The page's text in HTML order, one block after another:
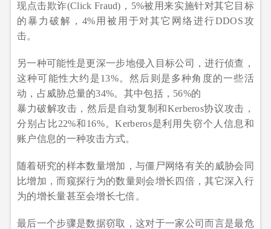
现点击欺诈(Click Fraud)，5%被用来实施针对其它目标
的暴力破解，4%用被用于对其它网络进行DDOS攻
击。
另一种可能性是更深一步地侵入目标公司，进行侦查，
这种可能性大约是13%。然后则是多种角度的一些活
动，占威胁总量的34%。其中包括，56%的
暴力破解攻击，然后是自动复制和Kerberos协议攻击，
分别占比22%和16%。Kerberos是利用失窃个人信息和
账户信息的一种攻击方式。
随着研究的样本数量增加，与僵尸网络有关的威胁会同
比增加，而窥探行为的数量则会增长四倍，其它深入行
为的增长量甚至会增长七倍。
最后一个步骤是数据窃取，这对于一家公司而言是最危